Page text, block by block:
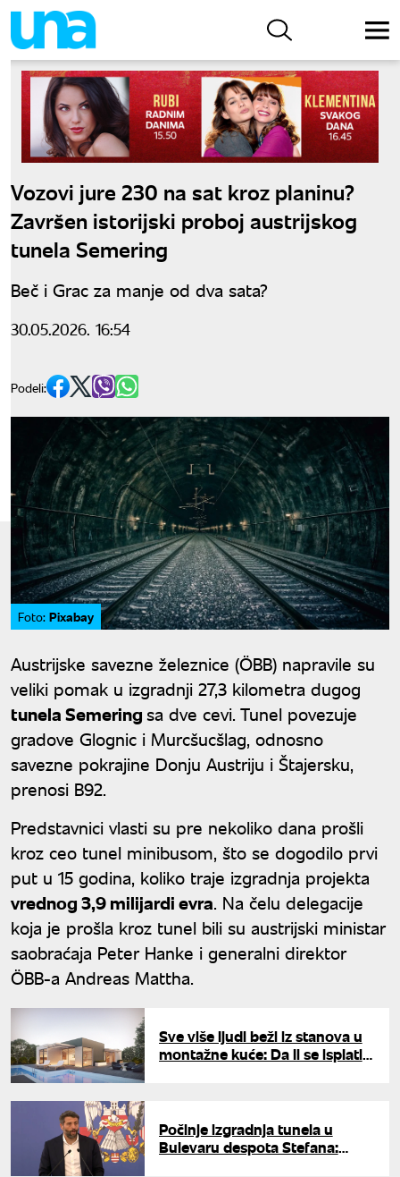
Vozovi jure 230 na sat kroz planinu?
Završen istorijski proboj austrijskog
tunela Semering
Beč i Grac za manje od dva sata?
30.05.2026. 16:54
Podeli:
Foto: Pixabay
Austrijske savezne železnice (ÖBB) napravile su
veliki pomak u izgradnji 27,3 kilometra dugog
tunela Semeringsa dve cevi. Tunel povezuje
gradove Glognic i Murcšucšlag, odnosno
savezne pokrajine Donju Austriju i Štajersku,
prenosi B92.
Predstavnici vlasti su pre nekoliko dana prošli
kroz ceo tunel minibusom, što se dogodilo prvi
put u 15 godina, koliko traje izgradnja projekta
vrednog 3,9 milijardi evra. Na čelu delegacije
koja je prošla kroz tunel bili su austrijski ministar
saobraćaja Peter Hanke i generalni direktor
ÖBB-a Andreas Mattha.
Sve više ljudi beži iz stanova u
montažne kuće: Da li se isplati i
Počinje izgradnja tunela u
Bulevaru despota Stefana: